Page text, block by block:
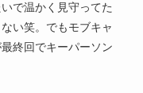
で温かく見守ってた
い笑。でもモブキャ
終回でキーパーソン